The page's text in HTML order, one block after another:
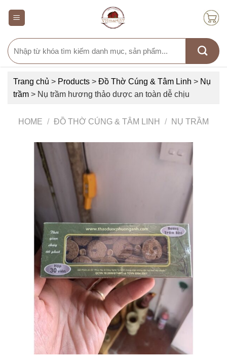
Search
for:
Trang chủ > Products > Đồ Thờ Cúng & Tâm Linh > Nụ
trầm > Nụ trầm hương thảo dược an toàn dễ chịu
HOME / ĐỒ THỜ CÚNG & TÂM LINH / NỤ TRẦM